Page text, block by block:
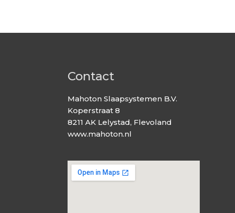
Contact
Mahoton Slaapsystemen B.V.
Koperstraat 8
8211 AK Lelystad, Flevoland
www.mahoton.nl